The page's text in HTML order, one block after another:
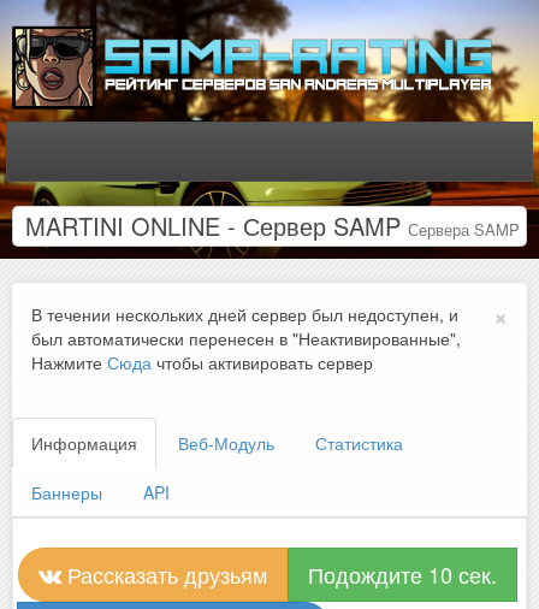
MARTINI ONLINE - Сервер SAMP Сервера SAMP
×
В течении нескольких дней сервер был недоступен, и
был автоматически перенесен в "Неактивированные",
Нажмите Сюда чтобы активировать сервер
Информация Веб-Модуль Статистика
Баннеры API
Рассказать друзьям
Подождите 10 сек.